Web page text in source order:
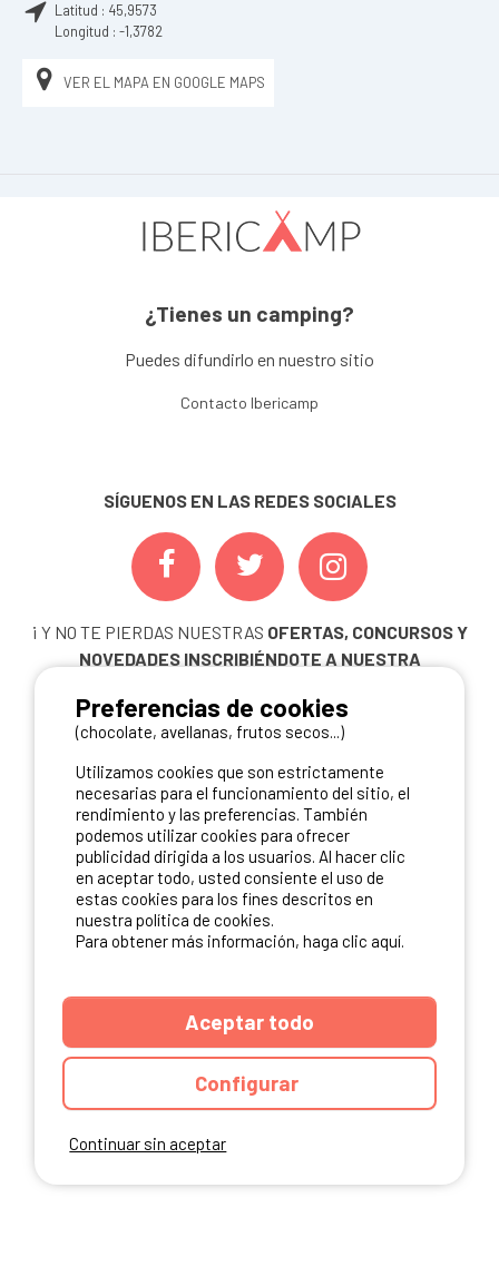
Latitud : 45,9573
Longitud : -1,3782
VER EL MAPA EN GOOGLE MAPS
¿Tienes un camping?
Puedes difundirlo en nuestro sitio
Contacto Ibericamp
SÍGUENOS EN LAS REDES SOCIALES
¡ Y NO TE PIERDAS NUESTRAS OFERTAS, CONCURSOS Y
NOVEDADES INSCRIBIÉNDOTE A NUESTRA
ME INSCRIBO
NUESTROS PARTNERS
Continuar sin aceptar
Preferencias de cookies
(chocolate, avellanas, frutos secos...)
Utilizamos cookies que son estrictamente
necesarias para el funcionamiento del sitio, el
rendimiento y las preferencias. También
podemos utilizar cookies para ofrecer
publicidad dirigida a los usuarios. Al hacer clic
en aceptar todo, usted consiente el uso de
estas cookies para los fines descritos en
nuestra política de cookies.
Para obtener más información, haga clic aquí.
Aceptar todo
Configurar